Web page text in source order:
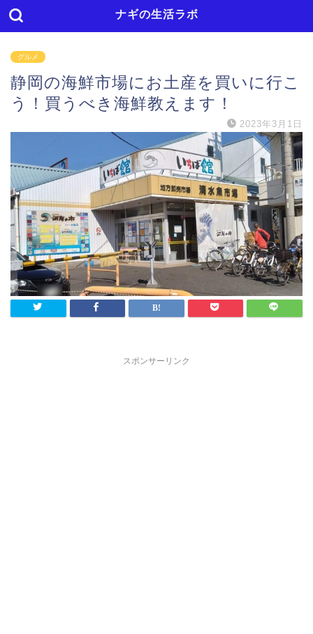
ナギの生活ラボ
グルメ
静岡の海鮮市場にお土産を買いに行こ
う！買うべき海鮮教えます！
2023年3月1日
スポンサーリンク